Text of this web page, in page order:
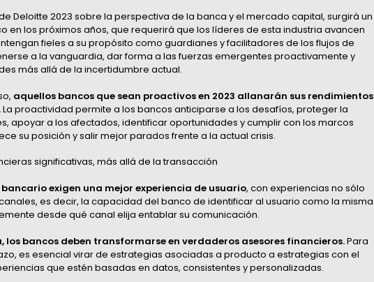
Deloitte 2023 sobre la perspectiva de la banca y el mercado capital, surgirá un
en los próximos años, que requerirá que los líderes de esta industria avancen
fieles a su propósito como guardianes y facilitadores de los flujos de
a la vanguardia, dar forma a las fuerzas emergentes proactivamente y
más allá de la incertidumbre actual.
aquellos bancos que sean proactivos en 2023 allanarán sus rendimientos
La proactividad permite a los bancos anticiparse a los desafíos, proteger la
apoyar a los afectados, identificar oportunidades y cumplir con los marcos
su posición y salir mejor parados frente a la actual crisis.
significativas, más allá de la transacción
bancario exigen una mejor experiencia de usuario, con experiencias no sólo
es decir, la capacidad del banco de identificar al usuario como la misma
desde qué canal elija entablar su comunicación.
los bancos deben transformarse en verdaderos asesores financieros.Para
es esencial virar de estrategias asociadas a producto a estrategias con el
que estén basadas en datos, consistentes y personalizadas.